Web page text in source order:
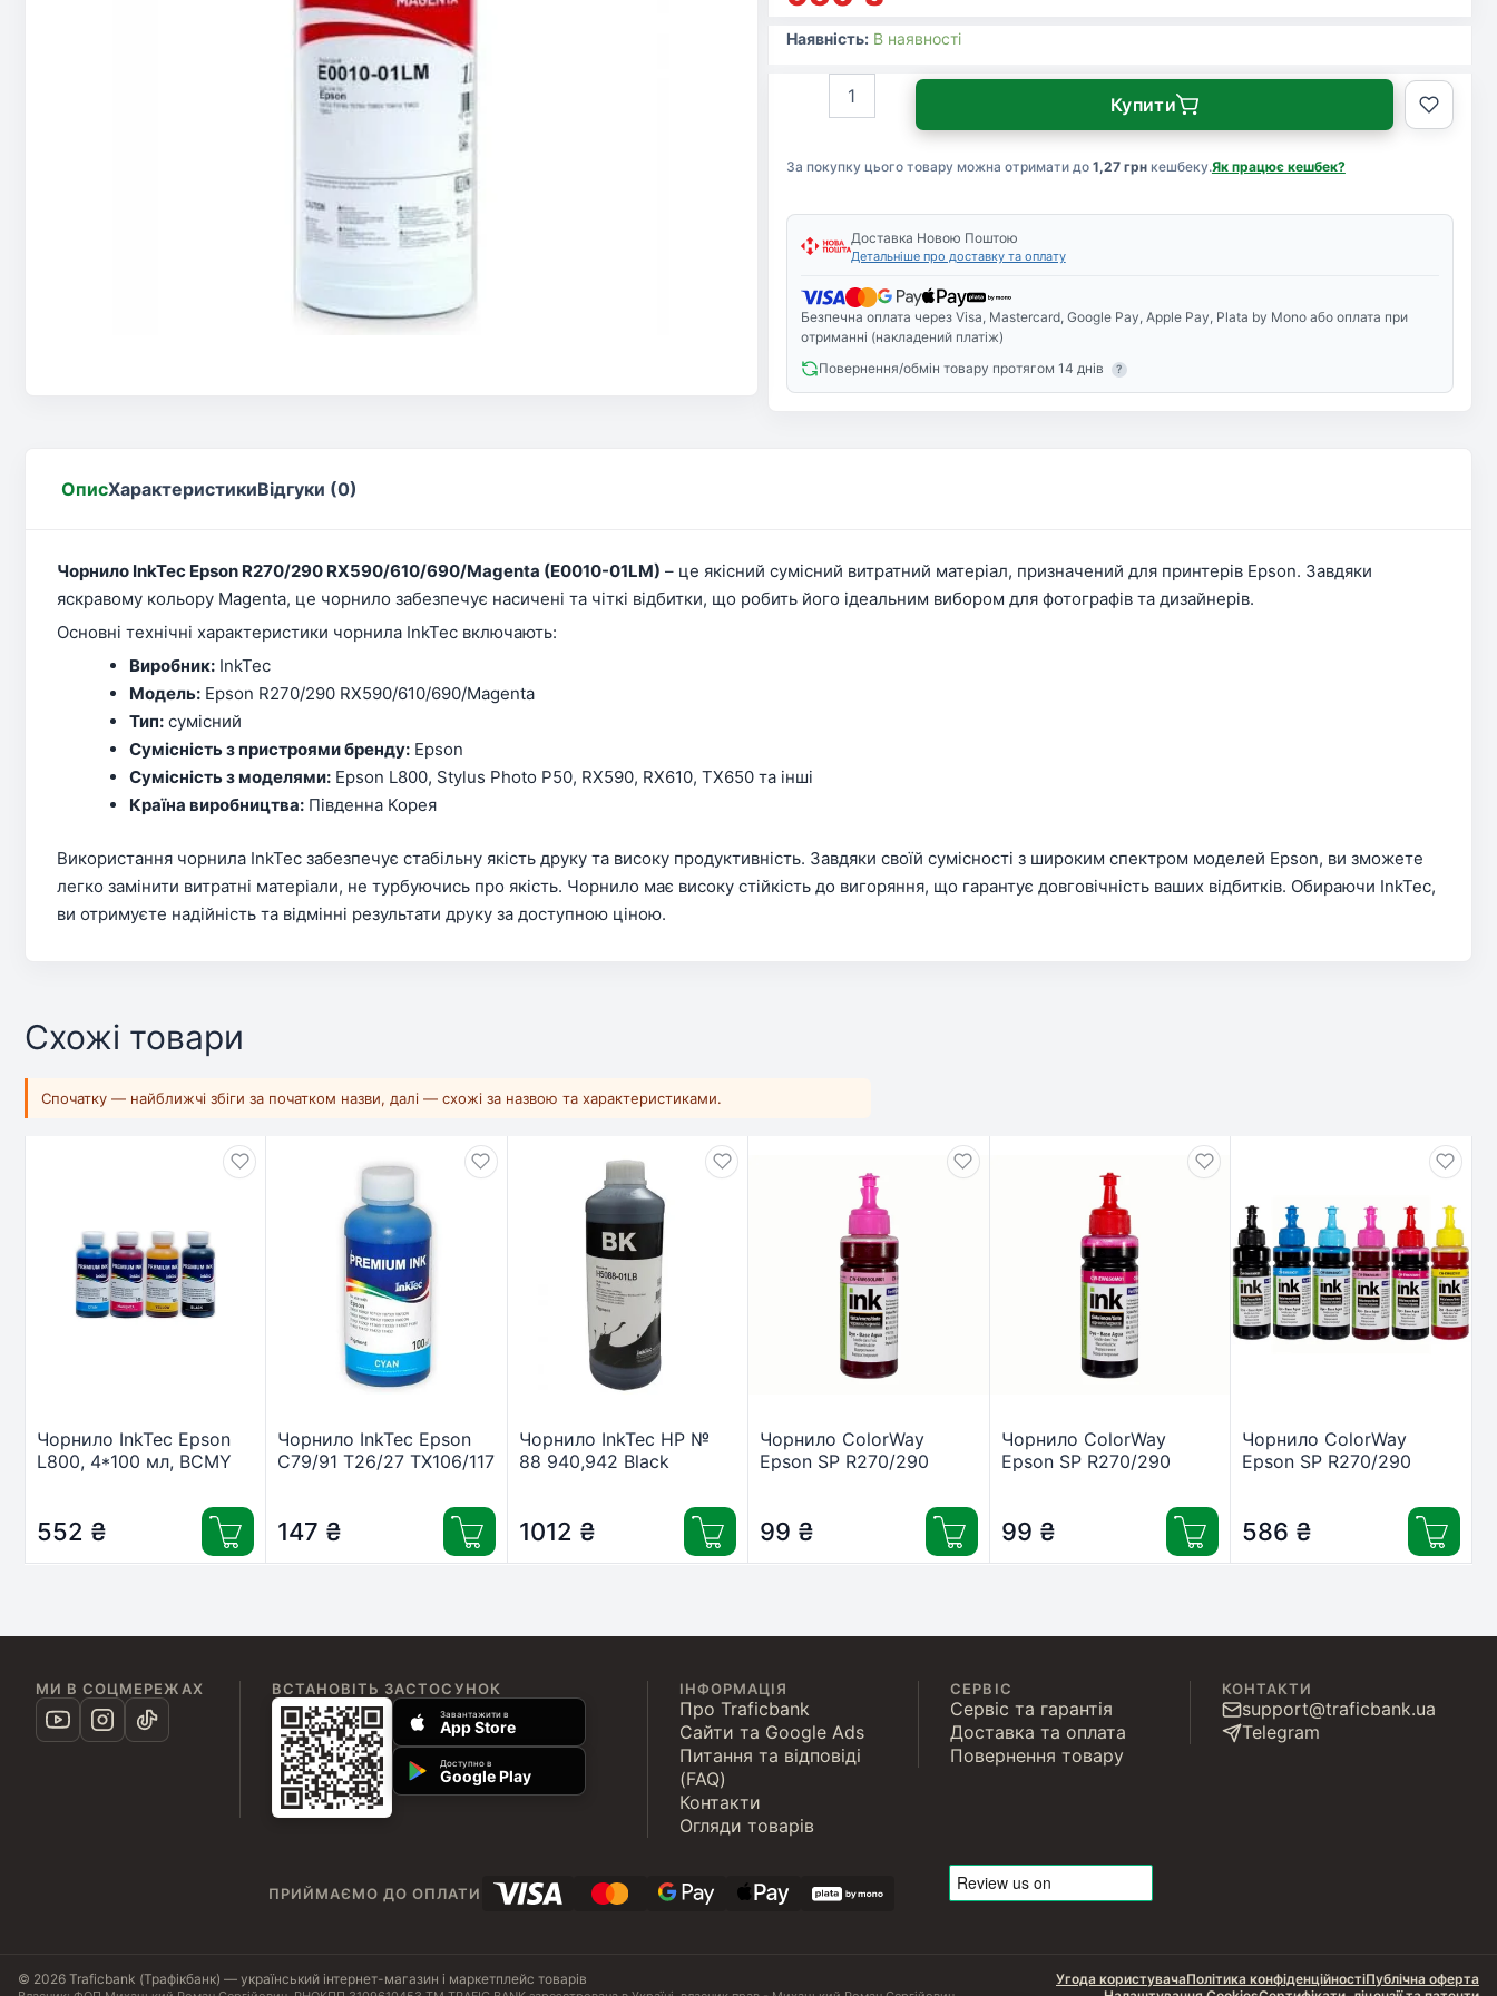
Наявність: В наявності
За покупку цього товару можна отримати до 1,27 грнкешбеку.Як працює кешбек?
RX590/610/690/Magenta
01LM)
кількість
Купити
Доставка Новою Поштою
Детальніше про доставку та оплату
Безпечна оплата через Visa, Mastercard, Google Pay, Apple Pay, Plata by Mono або оплата при
отриманні (накладений платіж)
Повернення/обмін товару протягом 14 днів
?
ОписХарактеристикиВідгуки (0)
Чорнило InkTec Epson R270/290 RX590/610/690/Magenta (E0010-01LM) – це якісний сумісний витратний матеріал, призначений для принтерів Epson. Завдяки
яскравому кольору Magenta, це чорнило забезпечує насичені та чіткі відбитки, що робить його ідеальним вибором для фотографів та дизайнерів.
Основні технічні характеристики чорнила InkTec включають:
Виробник: InkTec
Модель: Epson R270/290 RX590/610/690/Magenta
Тип: сумісний
Сумісність з пристроями бренду: Epson
Сумісність з моделями: Epson L800, Stylus Photo P50, RX590, RX610, TX650 та інші
Країна виробництва: Південна Корея
Використання чорнила InkTec забезпечує стабільну якість друку та високу продуктивність. Завдяки своїй сумісності з широким спектром моделей Epson, ви зможете
легко замінити витратні матеріали, не турбуючись про якість. Чорнило має високу стійкість до вигоряння, що гарантує довговічність ваших відбитків. Обираючи InkTec,
ви отримуєте надійність та відмінні результати друку за доступною ціною.
Схожі товари
Спочатку — найближчі збіги за початком назви, далі — схожі за назвою та характеристиками.
Чорнило InkTec Epson
L800, 4*100 мл, BCMY
552 ₴
Чорнило InkTec Epson
C79/91 Т26/27 ТХ106/117
Pigment (E0013-100MC)
147 ₴
Чорнило InkTec HP №
88 940,942 Black
1012 ₴
Чорнило ColorWay
Epson SP R270/290
99 ₴
Чорнило ColorWay
Epson SP R270/290
Magen (CW-EW650M01)
99 ₴
Чорнило ColorWay
Epson SP R270/290
BK/С/M/LС/LM/Y (CW-
EW650SET01)
586 ₴
МИ В СОЦМЕРЕЖАХ ВСТАНОВІТЬ ЗАСТОСУНОК
Завантажити в
App Store
Доступно в
Google Play
ІНФОРМАЦІЯ
Про Traficbank
Сайти та Google Ads
Питання та відповіді
(FAQ)
Контакти
Огляди товарів
СЕРВІС
Сервіс та гарантія
Доставка та оплата
Повернення товару
КОНТАКТИ
support@traficbank.ua
Telegram
ПРИЙМАЄМО ДО ОПЛАТИ
© 2026 Traficbank (Трафікбанк) — український інтернет-магазин і маркетплейс товарів Угода користувачаПолітика конфіденційностіПублічна оферта